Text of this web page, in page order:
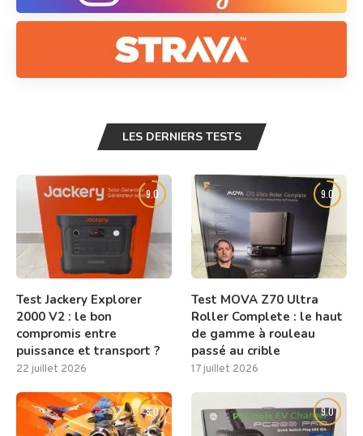
LES DERNIERS TESTS
9.0
Test Jackery Explorer
2000 V2 : le bon
compromis entre
puissance et transport ?
22 juillet 2026
9.0
Test MOVA Z70 Ultra
Roller Complete : le haut
de gamme à rouleau
passé au crible
17 juillet 2026
8.0 9.0